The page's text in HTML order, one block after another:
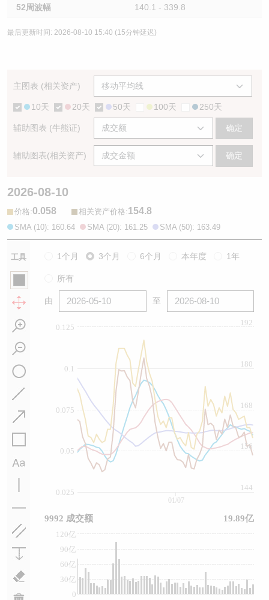
52周波幅 140.1 - 339.8
最后更新时间: 2026-08-10 15:40 (15分钟延迟)
主图表 (相关资产)
10天 20天 50天 100天 250天
辅助图表 (牛熊证) 确定
辅助图表(相关资产) 确定
2026-08-10
价格:0.058 相关资产价格:154.8
SMA (10): 160.64 SMA (20): 161.25 SMA (50): 163.49
工具 1个月 3个月 6个月 本年度 1年
所有
由 至
0.025
0.05
0.075
0.1
0.125
180
144
156
168
192
0
30亿
60亿
90亿
120亿
01/07
9992 成交额 19.89亿